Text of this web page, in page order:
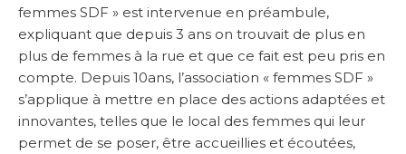
femmes SDF » est intervenue en préambule,
expliquant que depuis 3 ans on trouvait de plus en
plus de femmes à la rue et que ce fait est peu pris en
compte. Depuis 10ans, l’association « femmes SDF »
s’applique à mettre en place des actions adaptées et
innovantes, telles que le local des femmes qui leur
permet de se poser, être accueillies et écoutées,